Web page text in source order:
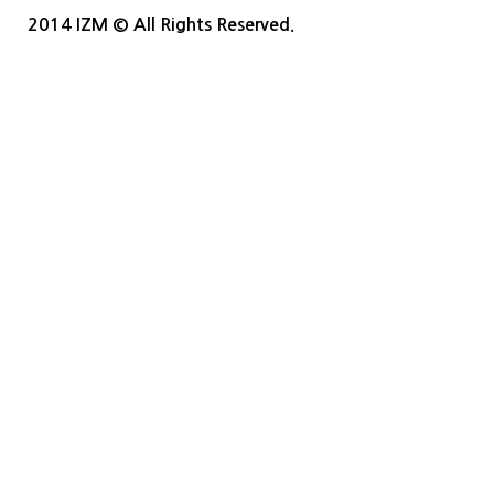
2014 IZM © All Rights Reserved.